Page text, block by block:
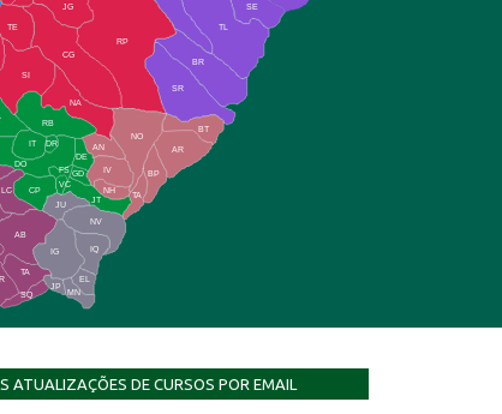
SE
TL
BR
SR
BT
AR
RP
JG
CG
SI
NA
TA
NH
JT
RB
IT
DR
DO
CP
JU
NV
IQ
EL
LC
AB
JP
TE
TA
SQ
IG
MN
NO
BP
AN
IV
FS
VC
GD
DE
ATUALIZAÇÕES DE CURSOS POR EMAIL